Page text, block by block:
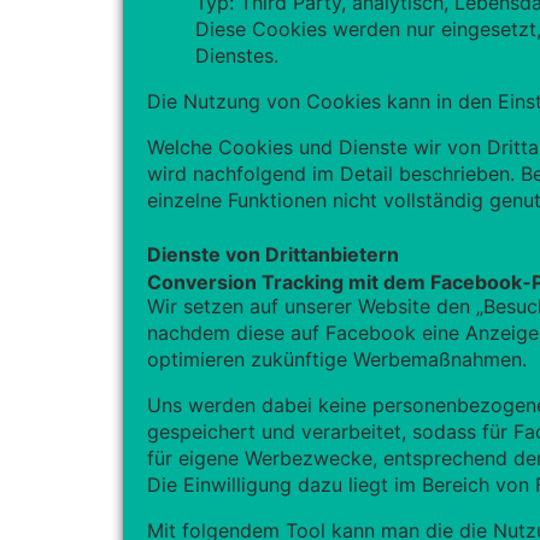
Diese Cookies werden nur
Dienstes.
Die Nutzung von Cookies kann in den
Welche Cookies und Dienste wir von
wird nachfolgend im Detail beschrieben.
einzelne Funktionen nicht vollständig
Dienste von Drittanbietern
Conversion Tracking mit dem Facebook-
Wir setzen auf unserer Website den
nachdem diese auf Facebook eine
optimieren zukünftige Werbemaßnahmen.
Uns werden dabei keine
gespeichert und verarbeitet, sodass für
für eigene Werbezwecke, entsprechend
Die Einwilligung dazu liegt im Bereich
Mit folgendem Tool kann man die die